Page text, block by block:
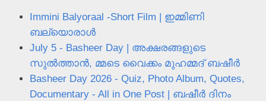
Immini Balyoraal -Short Film | ഇമ്മിണി
ബല്യൊരാള്‍
July 5 - Basheer Day | അക്ഷരങ്ങളുടെ
സുൽത്താൻ, മ്മടെ വൈക്കം മുഹമ്മദ്‌ ബഷീർ
Basheer Day 2026 - Quiz, Photo Album, Quotes,
Documentary - All in One Post | ബഷീർ ദിനം